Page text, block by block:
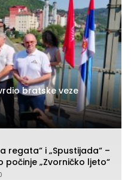
bratske veze
regata“ i „Spustijada“ –
počinje „Zvorničko ljeto“